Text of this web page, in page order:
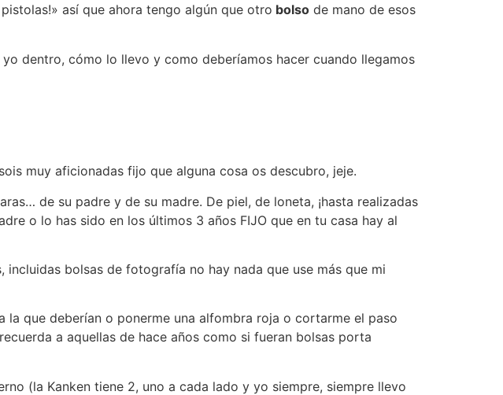
así que ahora tengo algún que otro bolso de mano de esos
dentro, cómo lo llevo y como deberíamos hacer cuando llegamos
muy aficionadas fijo que alguna cosa os descubro, jeje.
de su padre y de su madre. De piel, de loneta, ¡hasta realizadas
o lo has sido en los últimos 3 años FIJO que en tu casa hay al
bolsas de fotografía no hay nada que use más que mi
la que deberían o ponerme una alfombra roja o cortarme el paso
a aquellas de hace años como si fueran bolsas porta
(la Kanken tiene 2, uno a cada lado y yo siempre, siempre llevo